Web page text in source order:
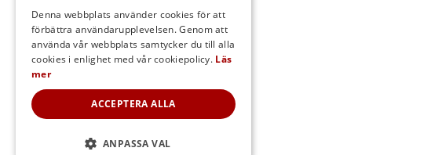
FINNISH
DANISH
Denna webbplats använder cookies för att
förbättra användarupplevelsen. Genom att
använda vår webbplats samtycker du till alla
cookies i enlighet med vår cookiepolicy. Läs
mer
ACCEPTERA ALLA
ANPASSA VAL